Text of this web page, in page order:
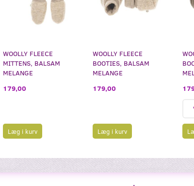
WOOLLY FLEECE
MITTENS, BALSAM
MELANGE
179,00
Læg i kurv
WOOLLY FLEECE
BOOTIES, BALSAM
MELANGE
179,00
Læg i kurv